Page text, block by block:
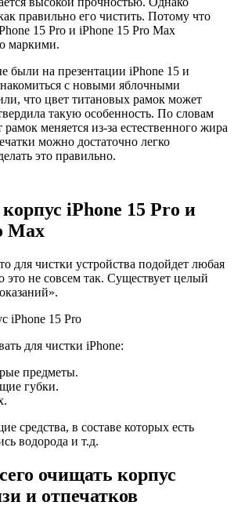
правильно его чистить. Потому что
15 Pro и iPhone 15 Pro Max
маркими.
были на презентации iPhone 15 и
с новыми яблочными
что цвет титановых рамок может
такую особенность. По словам
меняется из-за естественного жира
можно достаточно легко
это правильно.
iPhone 15 Pro и
Max
для чистки устройства подойдет любая
это не совсем так. Существует целый
для чистки iPhone:
предметы.
губки.
средства, в составе которых есть
водорода и т.д.
очищать корпус
и отпечатков